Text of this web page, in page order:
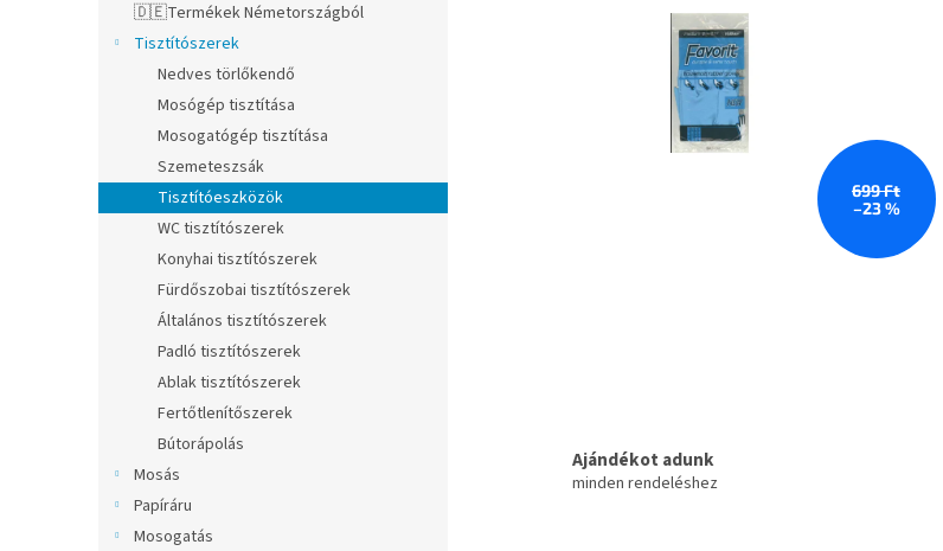
🇩🇪Termékek Németországból
Tisztítószerek
Nedves törlőkendő
Mosógép tisztítása
Mosogatógép tisztítása
Szemeteszsák
Tisztítóeszközök
WC tisztítószerek
Konyhai tisztítószerek
Fürdőszobai tisztítószerek
Általános tisztítószerek
Padló tisztítószerek
Ablak tisztítószerek
Fertőtlenítőszerek
Bútorápolás
Mosás
Papíráru
Mosogatás
699 Ft
–23 %
Ajándékot adunk
minden rendeléshez